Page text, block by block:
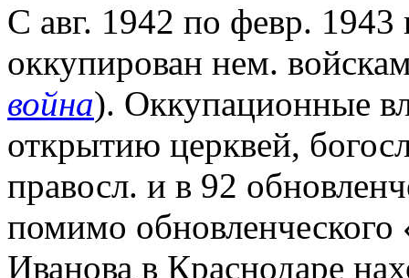
С авг. 1942 по февр.
оккупирован нем.
война). Оккупационные
открытию церквей,
правосл. и в 92
помимо
Иванова в Краснодаре